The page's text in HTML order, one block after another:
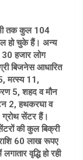
तक कुल 104
हो चुके हैं। अन्य
हजार लोग
बिजनेस आधारित
मत्स्य 11,
5, शहद व मौन
2, हथकरघा व
ग्रोथ सेंटर हैं।
की कुल बिक्री
60 लाख रूपए
वृद्धि हो रही